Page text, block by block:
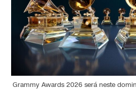
Grammy Awards 2026 será neste